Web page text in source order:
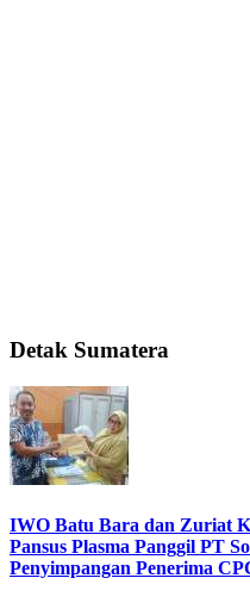
Detak Sumatera
IWO Batu Bara dan Zuriat
Pansus Plasma Panggil PT
Penyimpangan Penerima